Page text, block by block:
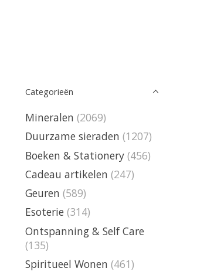
Categorieën
Mineralen (2069)
Duurzame sieraden (1207)
Boeken & Stationery (456)
Cadeau artikelen (247)
Geuren (589)
Esoterie (314)
Ontspanning & Self Care
(135)
Spiritueel Wonen (461)